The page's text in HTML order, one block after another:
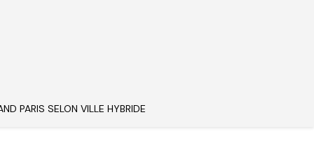
PARIS SELON VILLE HYBRIDE